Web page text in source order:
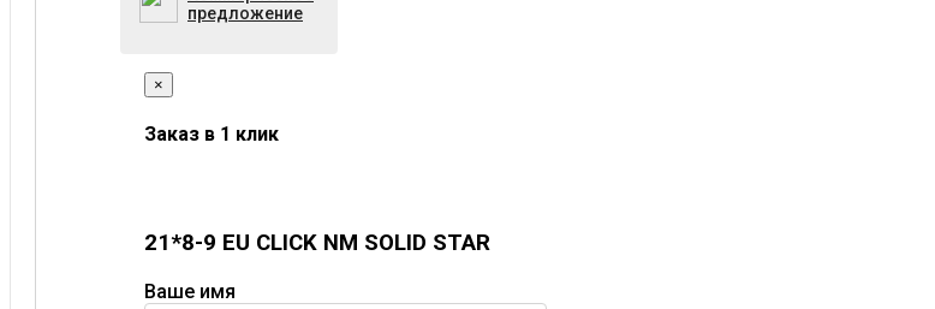
предложение
×
Заказ в 1 клик
21*8-9 EU CLICK NM SOLID STAR
Ваше имя